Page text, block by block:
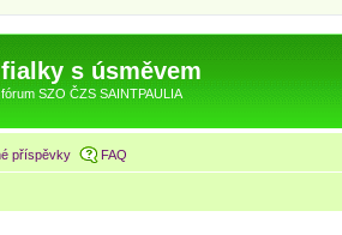
fialky s úsměvem
fórum SZO ČZS SAINTPAULIA
příspěvky FAQ